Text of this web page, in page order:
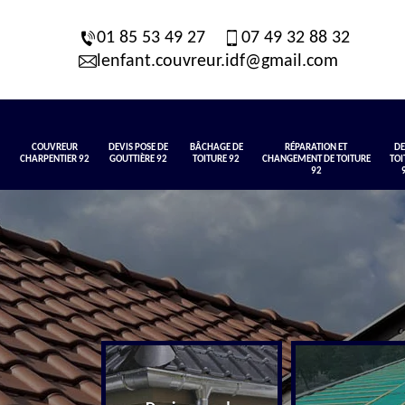
01 85 53 49 27
07 49 32 88 32
lenfant.couvreur.idf@gmail.com
COUVREUR
CHARPENTIER 92
DEVIS POSE DE
GOUTTIÈRE 92
BÂCHAGE DE
TOITURE 92
RÉPARATION ET
CHANGEMENT DE TOITURE
92